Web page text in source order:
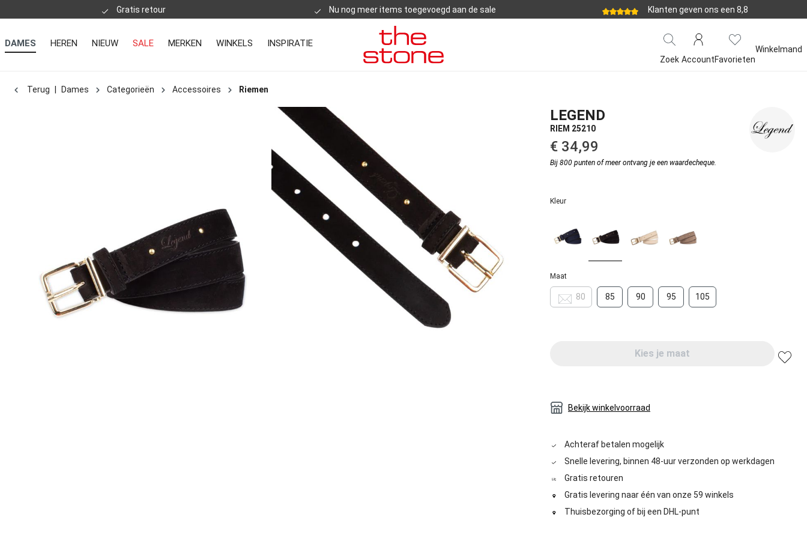
Gratis retour Nu nog meer items toegevoegd aan de sale Klanten geven ons een 8,8
DAMES HEREN NIEUW SALE MERKEN WINKELS INSPIRATIE
Zoek AccountFavorieten
Winkelmand
Terug Dames Categorieën Accessoires Riemen
LEGEND
RIEM 25210
€ 34,99‌
Bij 800 punten of meer ontvang je een waardecheque.
Kleur
Maat
80 85 90 95 105
Kies je maat
Bekijk winkelvoorraad
Achteraf betalen mogelijk
Snelle levering, binnen 48-uur verzonden op werkdagen
Gratis retouren
Gratis levering naar één van onze 59 winkels
Thuisbezorging of bij een DHL-punt